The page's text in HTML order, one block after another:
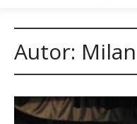
Autor: